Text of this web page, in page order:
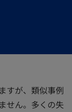
すが、類似事例
せん。多くの失